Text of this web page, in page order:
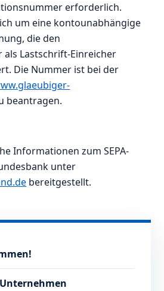
erforderlich.
um eine kontounabhängige
die den
Lastschrift-Einreicher
Die Nummer ist bei der
beantragen.
Informationen zum SEPA-
unter
bereitgestellt.